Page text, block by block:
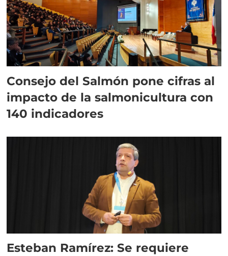
Consejo del Salmón pone cifras al
impacto de la salmonicultura con
140 indicadores
Esteban Ramírez: Se requiere